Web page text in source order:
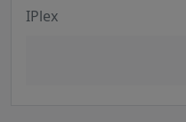
IPlex